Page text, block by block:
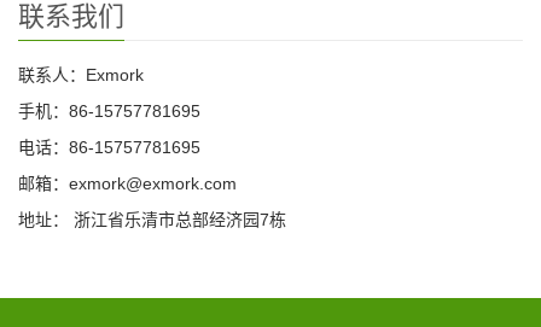
联系我们
联系人：Exmork
手机：86-15757781695
电话：86-15757781695
邮箱：exmork@exmork.com
地址： 浙江省乐清市总部经济园7栋